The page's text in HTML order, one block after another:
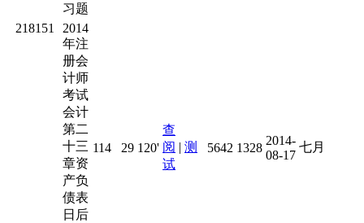
习题
218151
2014
年注
册会
计师
考试
会计
第二
十三
章资
产负
债表
日后
114 29 120'
查
阅 | 测
试
5642 1328
2014-
08-17
七月